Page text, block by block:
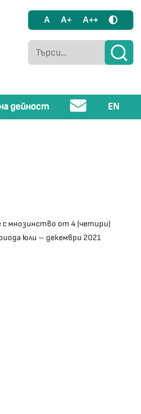
A A+ A++
дейност EN
с мнозинство от 4 (четири)
юли – декември 2021